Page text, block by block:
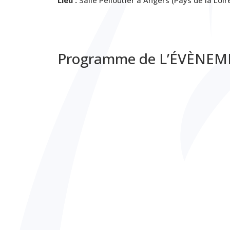
Programme de